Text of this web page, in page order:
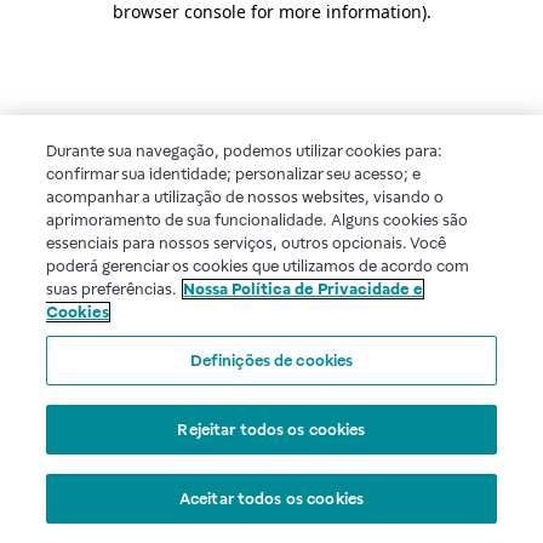
browser console for more information).
Durante sua navegação, podemos utilizar cookies para:
confirmar sua identidade; personalizar seu acesso; e
acompanhar a utilização de nossos websites, visando o
aprimoramento de sua funcionalidade. Alguns cookies são
essenciais para nossos serviços, outros opcionais. Você
poderá gerenciar os cookies que utilizamos de acordo com
suas preferências. Nossa Política de Privacidade e
Cookies
Definições de cookies
Rejeitar todos os cookies
Aceitar todos os cookies